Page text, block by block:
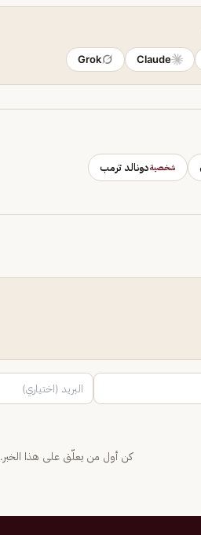
Claude
Grok
شخصيةدونالد ترمب
كن أول من يعلّق على هذا الخبر.